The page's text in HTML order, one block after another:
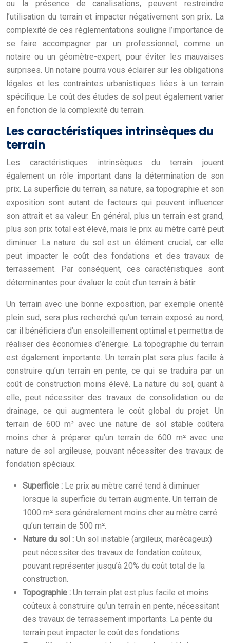
ou la présence de canalisations, peuvent restreindre
l’utilisation du terrain et impacter négativement son prix. La
complexité de ces réglementations souligne l’importance de
se faire accompagner par un professionnel, comme un
notaire ou un géomètre-expert, pour éviter les mauvaises
surprises. Un notaire pourra vous éclairer sur les obligations
légales et les contraintes urbanistiques liées à un terrain
spécifique. Le coût des études de sol peut également varier
en fonction de la complexité du terrain.
Les caractéristiques intrinsèques du
terrain
Les caractéristiques intrinsèques du terrain jouent
également un rôle important dans la détermination de son
prix. La superficie du terrain, sa nature, sa topographie et son
exposition sont autant de facteurs qui peuvent influencer
son attrait et sa valeur. En général, plus un terrain est grand,
plus son prix total est élevé, mais le prix au mètre carré peut
diminuer. La nature du sol est un élément crucial, car elle
peut impacter le coût des fondations et des travaux de
terrassement. Par conséquent, ces caractéristiques sont
déterminantes pour évaluer le coût d’un terrain à bâtir.
Un terrain avec une bonne exposition, par exemple orienté
plein sud, sera plus recherché qu’un terrain exposé au nord,
car il bénéficiera d’un ensoleillement optimal et permettra de
réaliser des économies d’énergie. La topographie du terrain
est également importante. Un terrain plat sera plus facile à
construire qu’un terrain en pente, ce qui se traduira par un
coût de construction moins élevé. La nature du sol, quant à
elle, peut nécessiter des travaux de consolidation ou de
drainage, ce qui augmentera le coût global du projet. Un
terrain de 600 m² avec une nature de sol stable coûtera
moins cher à préparer qu’un terrain de 600 m² avec une
nature de sol argileuse, pouvant nécessiter des travaux de
fondation spéciaux.
Superficie : Le prix au mètre carré tend à diminuer
lorsque la superficie du terrain augmente. Un terrain de
1000 m² sera généralement moins cher au mètre carré
qu’un terrain de 500 m².
Nature du sol : Un sol instable (argileux, marécageux)
peut nécessiter des travaux de fondation coûteux,
pouvant représenter jusqu’à 20% du coût total de la
construction.
Topographie : Un terrain plat est plus facile et moins
coûteux à construire qu’un terrain en pente, nécessitant
des travaux de terrassement importants. La pente du
terrain peut impacter le coût des fondations.